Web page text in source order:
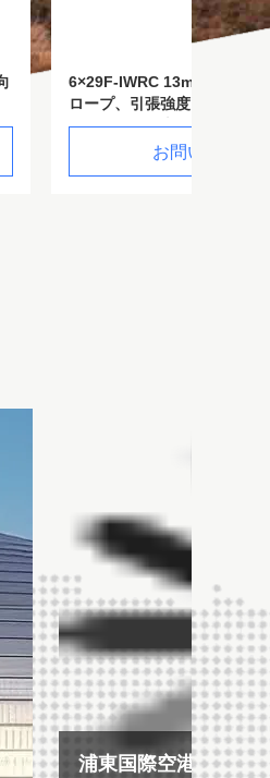
スチールワイヤー
1770N/mm² 吊り上
国立